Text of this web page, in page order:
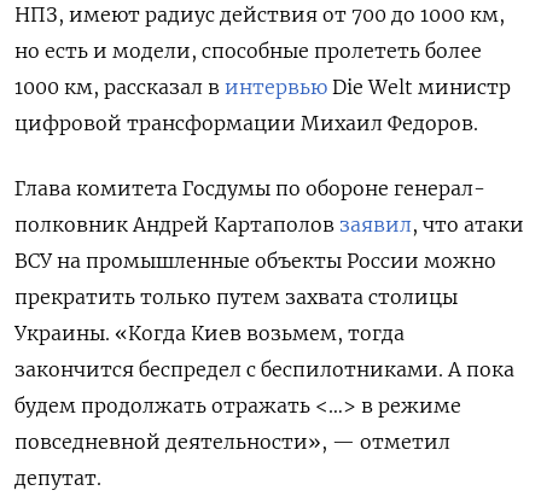
НПЗ, имеют радиус действия от 700 до 1000 км,
но есть и модели, способные пролететь более
1000 км, рассказал в интервью Die Welt министр
цифровой трансформации Михаил Федоров.
Глава комитета Госдумы по обороне генерал-
полковник Андрей Картаполов заявил, что атаки
ВСУ на промышленные объекты России можно
прекратить только путем захвата столицы
Украины. «Когда Киев возьмем, тогда
закончится беспредел с беспилотниками. А пока
будем продолжать отражать <…> в режиме
повседневной деятельности», — отметил
депутат.